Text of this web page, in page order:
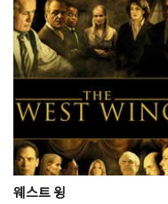
웨스트 윙